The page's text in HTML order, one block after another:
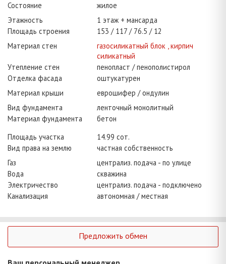
Состояние
жилое
Этажность
1 этаж + мансарда
Площадь строения
153 117 76.5
12
Материал стен
газосиликатный блок , кирпич
силикатный
Утепление стен
пенопласт / пенополистирол
Отделка фасада
оштукатурен
Материал крыши
еврошифер / ондулин
Вид фундамента
ленточный монолитный
Материал фундамента
бетон
Площадь участка
14.99 сот.
Вид права на землю
частная собственность
Газ
централиз. подача - по улице
Вода
скважина
Электричество
централиз. подача - подключено
Канализация
автономная / местная
Предложить обмен